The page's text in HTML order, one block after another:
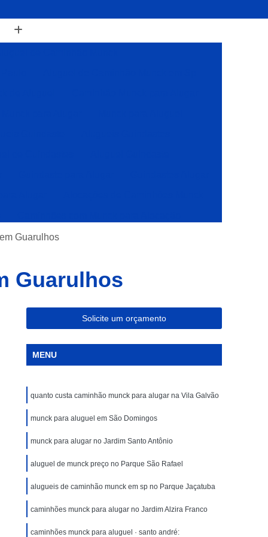
Caminhões com Muncks para Alocações
Caminhões Tipo Munck para Alocação
Caminhões com Munck para Aluguel
Caminhões Muncks de Aluguel
Caminhão Guindauto Munck para Locação
Caminhões com Munck para Locar
Caminhões Muncks de Locações
Caminhões Muncks Locar
Guarulhos
Guarulhos
Solicite um orçamento
MENU
quanto custa caminhão munck para alugar na Vila Galvão
munck para aluguel em São Domingos
munck para alugar no Jardim Santo Antônio
aluguel de munck preço no Parque São Rafael
alugueis de caminhão munck em sp no Parque Jaçatuba
caminhões munck para alugar no Jardim Alzira Franco
caminhões munck para aluguel · santo andré: